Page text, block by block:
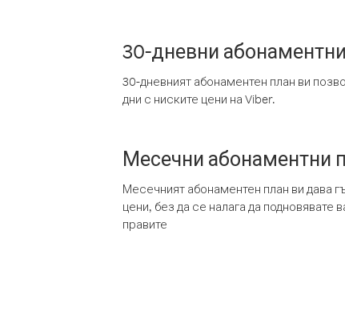
30-дневни
30-дневният абонаментен план ви
дни с ниските цени на Viber.
Месечни абонаментни
Месечният абонаментен план ви дава
цени, без да се налага да
правите